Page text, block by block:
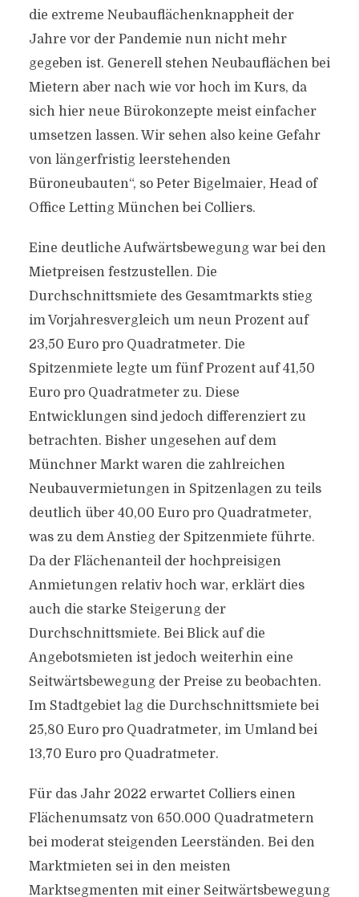
die extreme Neubauflächenknappheit der
Jahre vor der Pandemie nun nicht mehr
gegeben ist. Generell stehen Neubauflächen bei
Mietern aber nach wie vor hoch im Kurs, da
sich hier neue Bürokonzepte meist einfacher
umsetzen lassen. Wir sehen also keine Gefahr
von längerfristig leerstehenden
Büroneubauten“, so Peter Bigelmaier, Head of
Office Letting München bei Colliers.
Eine deutliche Aufwärtsbewegung war bei den
Mietpreisen festzustellen. Die
Durchschnittsmiete des Gesamtmarkts stieg
im Vorjahresvergleich um neun Prozent auf
23,50 Euro pro Quadratmeter. Die
Spitzenmiete legte um fünf Prozent auf 41,50
Euro pro Quadratmeter zu. Diese
Entwicklungen sind jedoch differenziert zu
betrachten. Bisher ungesehen auf dem
Münchner Markt waren die zahlreichen
Neubauvermietungen in Spitzenlagen zu teils
deutlich über 40,00 Euro pro Quadratmeter,
was zu dem Anstieg der Spitzenmiete führte.
Da der Flächenanteil der hochpreisigen
Anmietungen relativ hoch war, erklärt dies
auch die starke Steigerung der
Durchschnittsmiete. Bei Blick auf die
Angebotsmieten ist jedoch weiterhin eine
Seitwärtsbewegung der Preise zu beobachten.
Im Stadtgebiet lag die Durchschnittsmiete bei
25,80 Euro pro Quadratmeter, im Umland bei
13,70 Euro pro Quadratmeter.
Für das Jahr 2022 erwartet Colliers einen
Flächenumsatz von 650.000 Quadratmetern
bei moderat steigenden Leerständen. Bei den
Marktmieten sei in den meisten
Marktsegmenten mit einer Seitwärtsbewegung